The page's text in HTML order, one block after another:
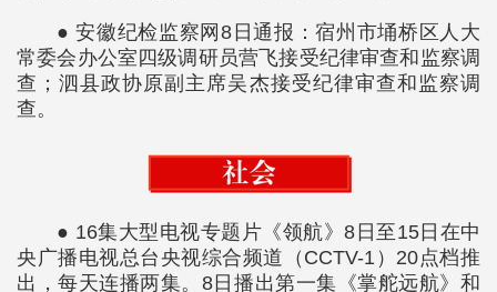
● 安徽纪检监察网8日通报：宿州市埇桥区人大
常委会办公室四级调研员营飞接受纪律审查和监察调
查；泗县政协原副主席吴杰接受纪律审查和监察调
查。
● 16集大型电视专题片《领航》8日至15日在中
央广播电视总台央视综合频道（CCTV-1）20点档推
出，每天连播两集。8日播出第一集《掌舵远航》和